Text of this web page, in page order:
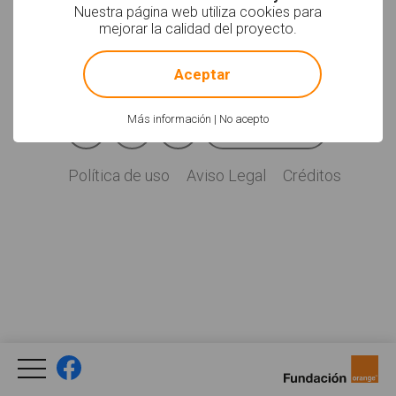
Soyvisual.org es un
Fundación Orange.
Social
FacebookYouTubeTwitter
Newsletter
Política de uso Aviso Legal Créditos
Nuestra página web utiliza cookies para
mejorar la calidad del proyecto.
Más información | No acepto
! Not valid!
Aceptar